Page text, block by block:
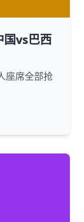
国vs巴西
座席全部抢